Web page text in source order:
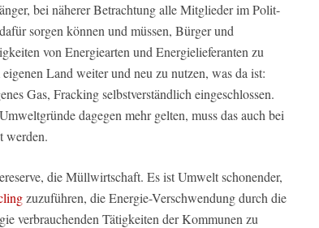
bei näherer Betrachtung alle Mitglieder im Polit-
sorgen können und müssen, Bürger und
von Energiearten und Energielieferanten zu
Land weiter und neu zu nutzen, was da ist:
Gas, Fracking selbstverständlich eingeschlossen.
dagegen mehr gelten, muss das auch bei
werden.
die Müllwirtschaft. Es ist Umwelt schonender,
zuzuführen, die Energie-Verschwendung durch die
verbrauchenden Tätigkeiten der Kommunen zu